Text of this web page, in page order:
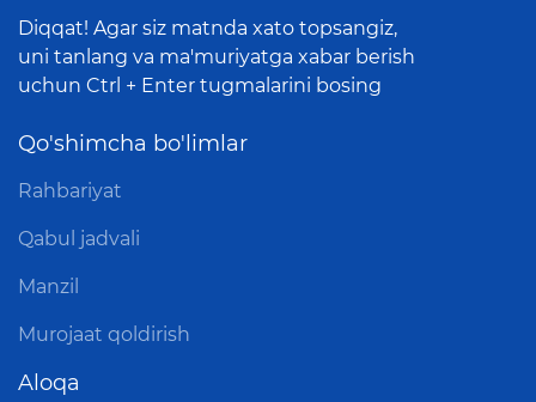
Diqqat! Agar siz matnda xato topsangiz,
uni tanlang va ma'muriyatga xabar berish
uchun Ctrl + Enter tugmalarini bosing
Qo'shimcha bo'limlar
Rahbariyat
Qabul jadvali
Manzil
Murojaat qoldirish
Aloqa